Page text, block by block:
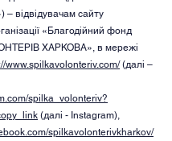
– відвідувачам сайту
«Благодійний фонд
ХАРКОВА», в мережі
www.spilkavolonteriv.com/(далі –
spilka_volonteriv?
(далі - Instagram),
spilkavolonterivkharkov/